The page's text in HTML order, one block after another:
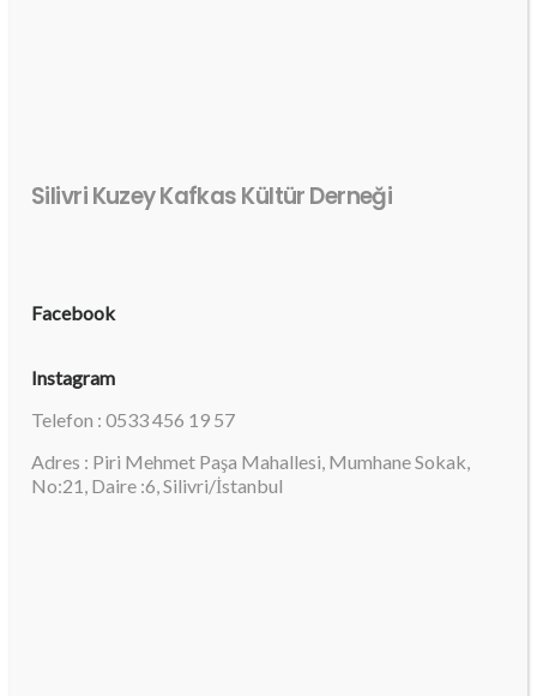
Silivri Kuzey Kafkas Kültür Derneği
Facebook
Instagram
Telefon : 0533 456 19 57
Adres : Piri Mehmet Paşa Mahallesi, Mumhane Sokak,
No:21, Daire :6, Silivri/İstanbul